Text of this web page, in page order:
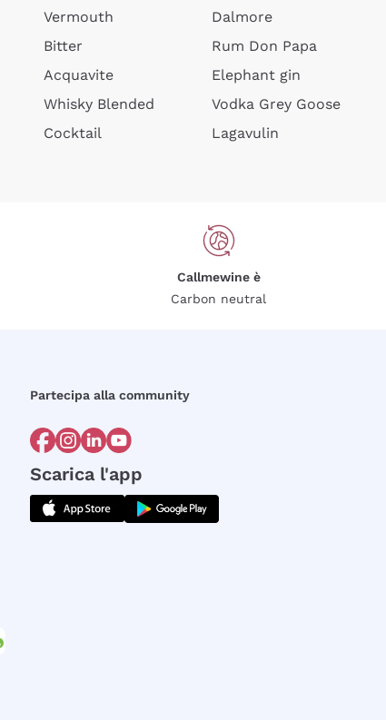
Vermouth
Bitter
Acquavite
Whisky Blended
Cocktail
Dalmore
Rum Don Papa
Elephant gin
Vodka Grey Goose
Lagavulin
Callmewine è
Carbon neutral
Partecipa alla community
Scarica l'app